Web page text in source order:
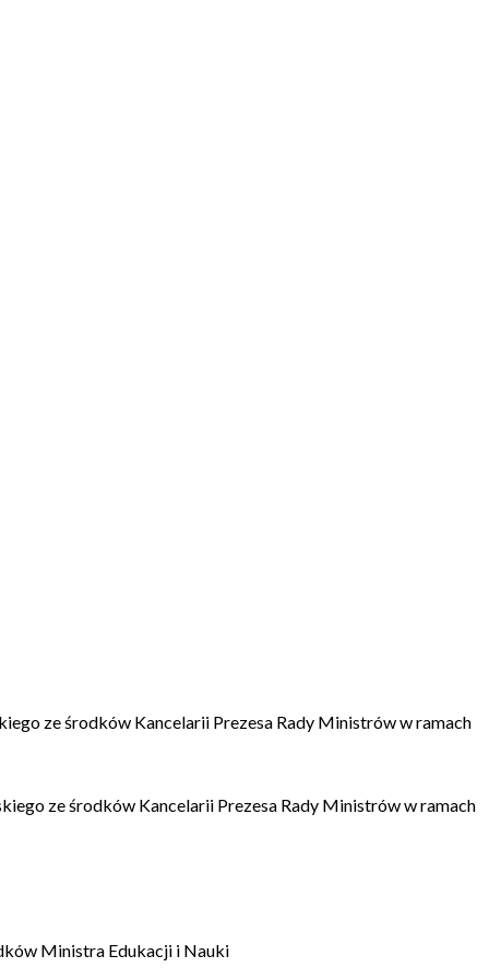
ze środków Kancelarii Prezesa Rady Ministrów w ramach
ze środków Kancelarii Prezesa Rady Ministrów w ramach
Ministra Edukacji i Nauki